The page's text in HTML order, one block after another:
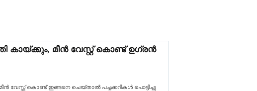
കായ്ക്കും, മീൻ വേസ്റ്റ് കൊണ്ട് ഉഗ്രൻ
വേസ്റ്റ് കൊണ്ട് ഇങ്ങനെ ചെയ്താൽ പച്ചക്കറികൾ പൊട്ടിച്ചു